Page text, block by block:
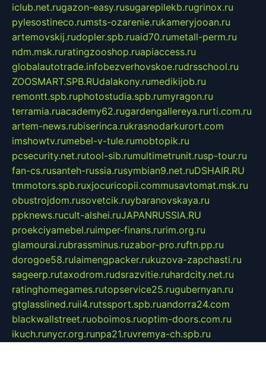
iclub.net.rugazon-easy.rusugarepilekb.rugrinox.ru
pylesostineco.rumsts-ozarenie.rukameryjooan.ru
artemovskij.rudopler.spb.ruaid70.rumetall-perm.ru
ndm.msk.ruratingzooshop.ruapiaccess.ru
globalautotrade.infobezverhovskoe.rudrsschool.ru
ZOOSMART.SPB.RUdalakony.rumedikijob.ru
remontt.spb.ruphotostudia.spb.rumyragon.ru
terramia.ruacademy62.rugardengallereya.rurti.com.ru
artem-news.rubiserinca.rukrasnodarkurort.com
imshowtv.rumebel-v-tule.rumobtopik.ru
pcsecurity.net.rutool-sib.rumultimetrunit.rusp-tour.ru
fan-cs.rusanteh-russia.rusymbian9.net.ruDSHAIR.RU
tmmotors.spb.ruxjocuricopii.commusavtomat.msk.ru
obustrojdom.rusovetcik.ruybaranovskaya.ru
ppknews.rucult-alshei.ruJAPANRUSSIA.RU
proekciyamebel.ruimper-finans.rurim.org.ru
glamourai.rubrassminus.ruzabor-pro.ruftn.pp.ru
dorogoe58.rulaimengpacker.rukuzova-zapchasti.ru
sageerp.rutaxodrom.rudsrazvitie.ruhardcity.net.ru
ratinghomegames.rutopservice25.rugubernyan.ru
gtglasslined.ruii4.rutssport.spb.ruandorra24.com
blackwallstreet.ruoboimos.ruoptim-doors.com.ru
ikuch.runycr.org.runpa21.ruvremya-ch.spb.ru